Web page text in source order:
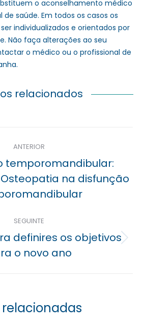
o aconselhamento médico
saúde. Em todos os casos os
individualizados e orientados por
Não faça alterações ao seu
o médico ou o profissional de
relacionados
ANTERIOR
Previous
post:
temporomandibular:
na disfunção
SEGUINTE
Próximo
post:
definires os objetivos
o novo ano